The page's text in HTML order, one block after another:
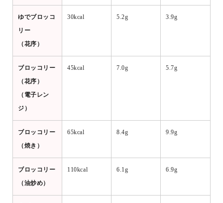
ゆでブロッコ
リー
（花序）
30kcal 5.2g 3.9g
ブロッコリー
（花序）
（電子レン
ジ）
45kcal 7.0g 5.7g
ブロッコリー
（焼き）
65kcal 8.4g 9.9g
ブロッコリー
（油炒め）
110kcal 6.1g 6.9g